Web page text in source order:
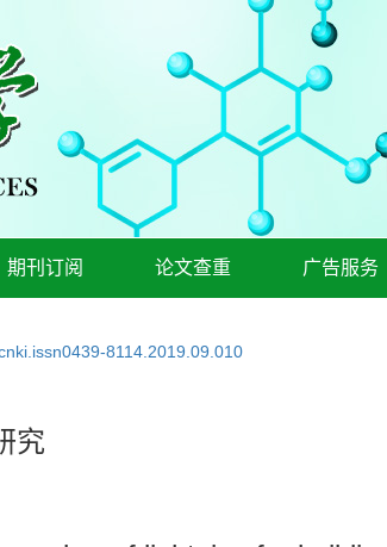
期刊订阅 论文查重 广告服务
8114.2019.09.010
究